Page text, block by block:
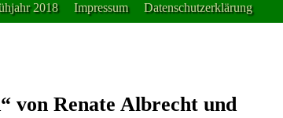
2018 Impressum Datenschutzerklärung
von Renate Albrecht und